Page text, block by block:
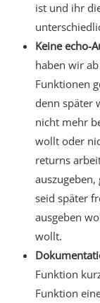
ist und ihr
Keine echo-
haben wir
Funktionen
denn später
nicht mehr
wollt oder
returns
seid später
ausgeben
wollt.
Funktion
Funktion